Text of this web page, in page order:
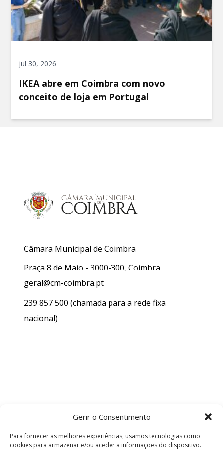
Gerir o Consentimento
Para fornecer as melhores experiências, usamos tecnologias como
cookies para armazenar e/ou aceder a informações do dispositivo.
jul 30, 2026
IKEA abre em Coimbra com novo
conceito de loja em Portugal
Câmara Municipal de Coimbra
Praça 8 de Maio - 3000-300, Coimbra
geral@cm-coimbra.pt
239 857 500 (chamada para a rede fixa
nacional)